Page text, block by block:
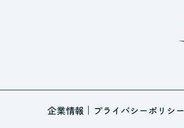
企業情報 プライバシーポリシー